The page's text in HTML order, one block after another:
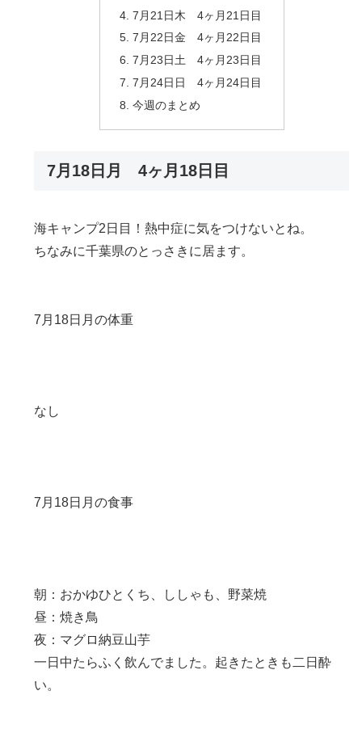
7月21日木 4ヶ月21日目
7月22日金 4ヶ月22日目
7月23日土 4ヶ月23日目
7月24日日 4ヶ月24日目
今週のまとめ
7月18日月 4ヶ月18日目
海キャンプ2日目！熱中症に気をつけないとね。
ちなみに千葉県のとっさきに居ます。
7月18日月の体重
なし
7月18日月の食事
朝：おかゆひとくち、ししゃも、野菜焼
昼：焼き鳥
夜：マグロ納豆山芋
一日中たらふく飲んでました。起きたときも二日酔
い。